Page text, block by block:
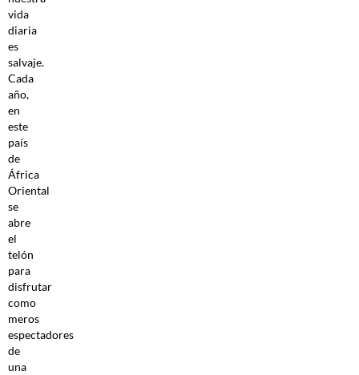
vida
diaria
es
salvaje.
Cada
año,
en
este
país
de
África
Oriental
se
abre
el
telón
para
disfrutar
como
meros
espectadores
de
una